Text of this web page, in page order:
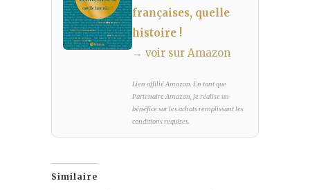
françaises, quelle
histoire !
→ voir sur Amazon
Lien affilié Amazon. En tant que
Partenaire Amazon, je réalise un
bénéfice sur les achats remplissant les
conditions requises.
Similaire